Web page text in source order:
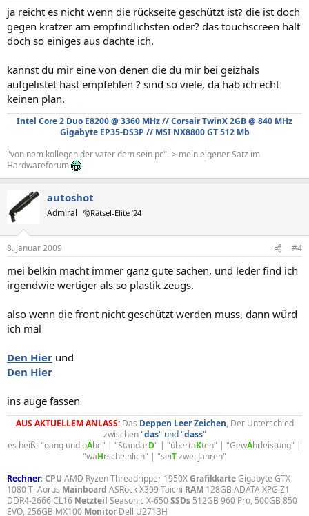
ja reicht es nicht wenn die rückseite geschützt ist? die ist doch
gegen kratzer am empfindlichsten oder? das touchscreen hält
doch so einiges aus dachte ich.
kannst du mir eine von denen die du mir bei geizhals
aufgelistet hast empfehlen ? sind so viele, da hab ich echt
keinen plan.
Intel Core 2 Duo E8200 @ 3360 MHz // Corsair TwinX 2GB @ 840 MHz
Gigabyte EP35-DS3P // MSI NX8800 GT 512 Mb
"von nem kollegen der vater dem sein pc" -> mein eigener Satz im
Hardwareforum
autoshot
Admiral 🎅Rätsel-Elite ’24
8. Januar 2009 #4
mei belkin macht immer ganz gute sachen, und leder find ich
irgendwie wertiger als so plastik zeugs.
also wenn die front nicht geschützt werden muss, dann würd
ich mal
Den Hier und
Den Hier
ins auge fassen
AUS AKTUELLEM ANLASS:Das Deppen LeerZeichen, Der Unterschied
zwischen"das" und "dass"
es heißt "gang und gÄbe" | "StandarD" | "übertaKten" | "GewÄhrleistung" |
"waHrscheinlich" | "seiTzwei Jahren"​
Rechner:CPU AMD Ryzen Threadripper 1950XGrafikkarteGigabyte GTX
1080 Ti Aorus Mainboard ASRock X399 Taichi RAM 128GB ADATA XPG Z1
DDR4-2666 CL16 Netzteil Seasonic X-650SSDs 512GB 960 Pro, 500GB 850
EVO, 256GB MX100 Monitor Dell U2713H